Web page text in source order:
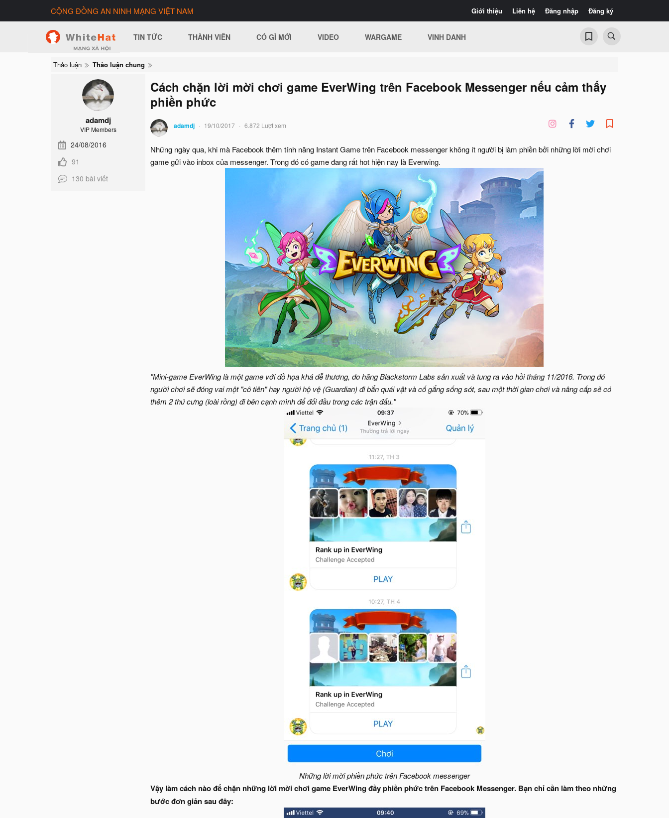
Giới thiệu Liên hệ Đăng nhập Đăng ký
CỘNG ĐỒNG AN NINH MẠNG VIỆT NAM
TIN TỨC THÀNH VIÊN CÓ GÌ MỚI VIDEO WARGAME VINH DANH
Thảo luận Thảo luận chung
adamdj
VIP Members
24/08/2016
91
130 bài viết
Cách chặn lời mời chơi game EverWing trên Facebook Messenger nếu cảm thấy
phiền phức
adamdj 19/10/2017 6.872 Lượt xem
Những ngày qua, khi mà Facebook thêm tính năng Instant Game trên Facebook messenger không ít người bị làm phiền bởi những lời mời chơi
game gửi vào inbox của messenger. Trong đó có game đang rất hot hiện nay là Everwing.
"Mini-game EverWing là một game với đồ họa khá dễ thương, do hãng Blackstorm Labs sản xuất và tung ra vào hồi tháng 11/2016. Trong đó
người chơi sẽ đóng vai một "cô tiên" hay người hộ vệ (Guardian) đi bắn quái vật và cố gắng sống sót, sau một thời gian chơi và nâng cấp sẽ có
thêm 2 thú cưng (loài rồng) đi bên cạnh mình để đối đầu trong các trận đấu."
Những lời mời phiền phức trên Facebook messenger
Vậy làm cách nào để chặn những lời mời chơi game EverWing đầy phiền phức trên Facebook Messenger. Bạn chỉ cần làm theo những
bước đơn giản sau đây: